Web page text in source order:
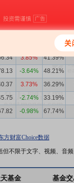
2.37% 48.29%
1.16% 31.92%
32.23%
3.85% 41.39%
-3.64% 48.21%
3.73% 36.29%
-2.74% 33.19%
-0.98% 67.74%
方财富Choice数据
不限于文字、视频、